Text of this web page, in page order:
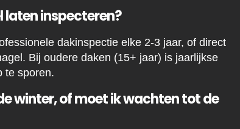
laten inspecteren?
dakinspectie elke 2-3 jaar, of direct
Bij oudere daken (15+ jaar) is jaarlijkse
te sporen.
winter, of moet ik wachten tot de